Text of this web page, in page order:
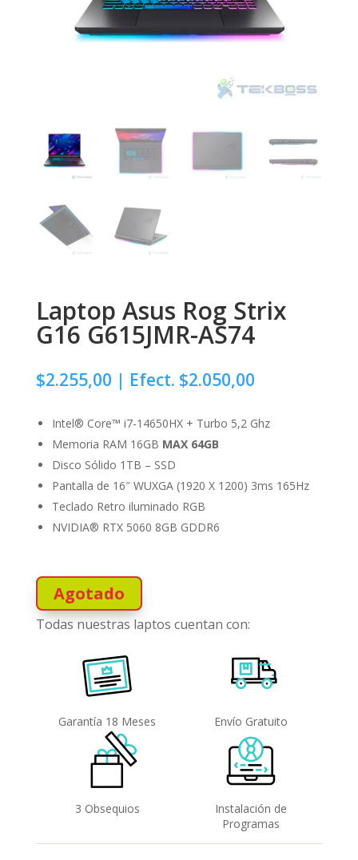
Laptop Asus Rog Strix
G16 G615JMR-AS74
$2.255,00 | Efect. $2.050,00
Intel® Core™ i7-14650HX + Turbo 5,2 Ghz
Memoria RAM 16GB MAX 64GB
Disco Sólido 1TB – SSD
Pantalla de 16″ WUXGA (1920 X 1200) 3ms 165Hz
Teclado Retro iluminado RGB
NVIDIA® RTX 5060 8GB GDDR6
Agotado
Todas nuestras laptos cuentan con:
Garantía 18 Meses Envío Gratuito
3 Obsequios
Instalación de
Programas